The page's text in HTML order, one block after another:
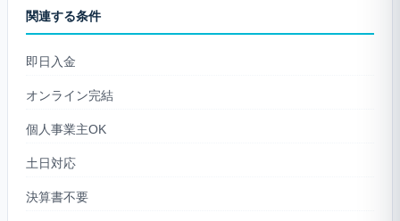
関連する条件
即日入金
オンライン完結
個人事業主OK
土日対応
決算書不要